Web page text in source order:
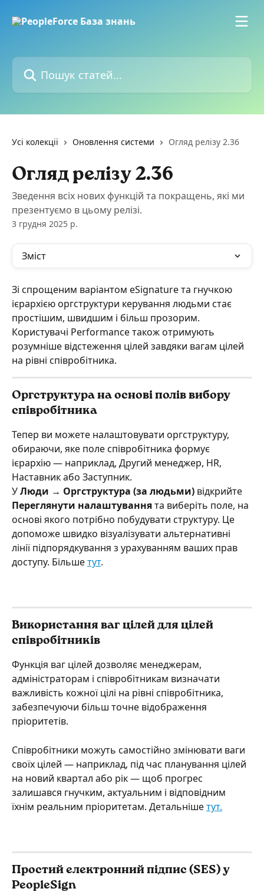
Пошук статей...
Усі колекції Оновлення системи Огляд релізу 2.36
Огляд релізу 2.36
Зведення всіх нових функцій та покращень, які ми
презентуємо в цьому релізі.
3 грудня 2025 р.
Зміст
Зі спрощеним варіантом eSignature та гнучкою
ієрархією оргструктури керування людьми стає
простішим, швидшим і більш прозорим.
Користувачі Performance також отримують
розумніше відстеження цілей завдяки вагам цілей
на рівні співробітника.
Оргструктура на основі полів вибору
співробітника
Тепер ви можете налаштовувати оргструктуру,
обираючи, яке поле співробітника формує
ієрархію — наприклад, Другий менеджер, HR,
Наставник або Заступник.
У Люди → Оргструктура (за людьми) відкрийте
Переглянути налаштування та виберіть поле, на
основі якого потрібно побудувати структуру. Це
допоможе швидко візуалізувати альтернативні
лінії підпорядкування з урахуванням ваших прав
доступу. Більше тут.
Використання ваг цілей для цілей
співробітників
Функція ваг цілей дозволяє менеджерам,
адміністраторам і співробітникам визначати
важливість кожної цілі на рівні співробітника,
забезпечуючи більш точне відображення
пріоритетів.
Співробітники можуть самостійно змінювати ваги
своїх цілей — наприклад, під час планування цілей
на новий квартал або рік — щоб прогрес
залишався гнучким, актуальним і відповідним
їхнім реальним пріоритетам. Детальніше тут.
Простий електронний підпис (SES) у
PeopleSign